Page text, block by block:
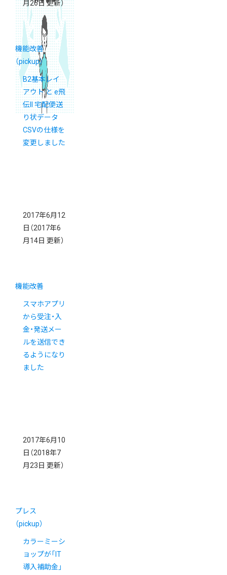
月26日 更新）
機能改善
（pickup）
B2基本レイ
アウト と e飛
伝II 宅配便送
り状データ
CSVの仕様を
変更しました
2017年6月12
日 （2017年6
月14日 更新）
機能改善
スマホアプリ
から受注・入
金・発送メー
ルを送信でき
るようになり
ました
2017年6月10
日 （2018年7
月23日 更新）
プレス
（pickup）
カラーミーシ
ョップが「IT
導入補助金」